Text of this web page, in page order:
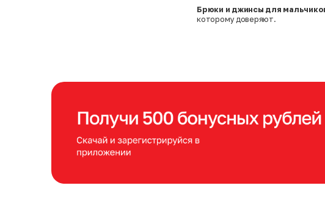
Брюки и джинсы для
которому доверяют.